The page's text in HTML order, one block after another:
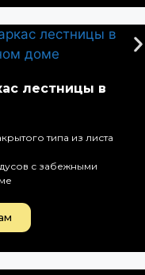
лестницы в
типа из листа
с забежными